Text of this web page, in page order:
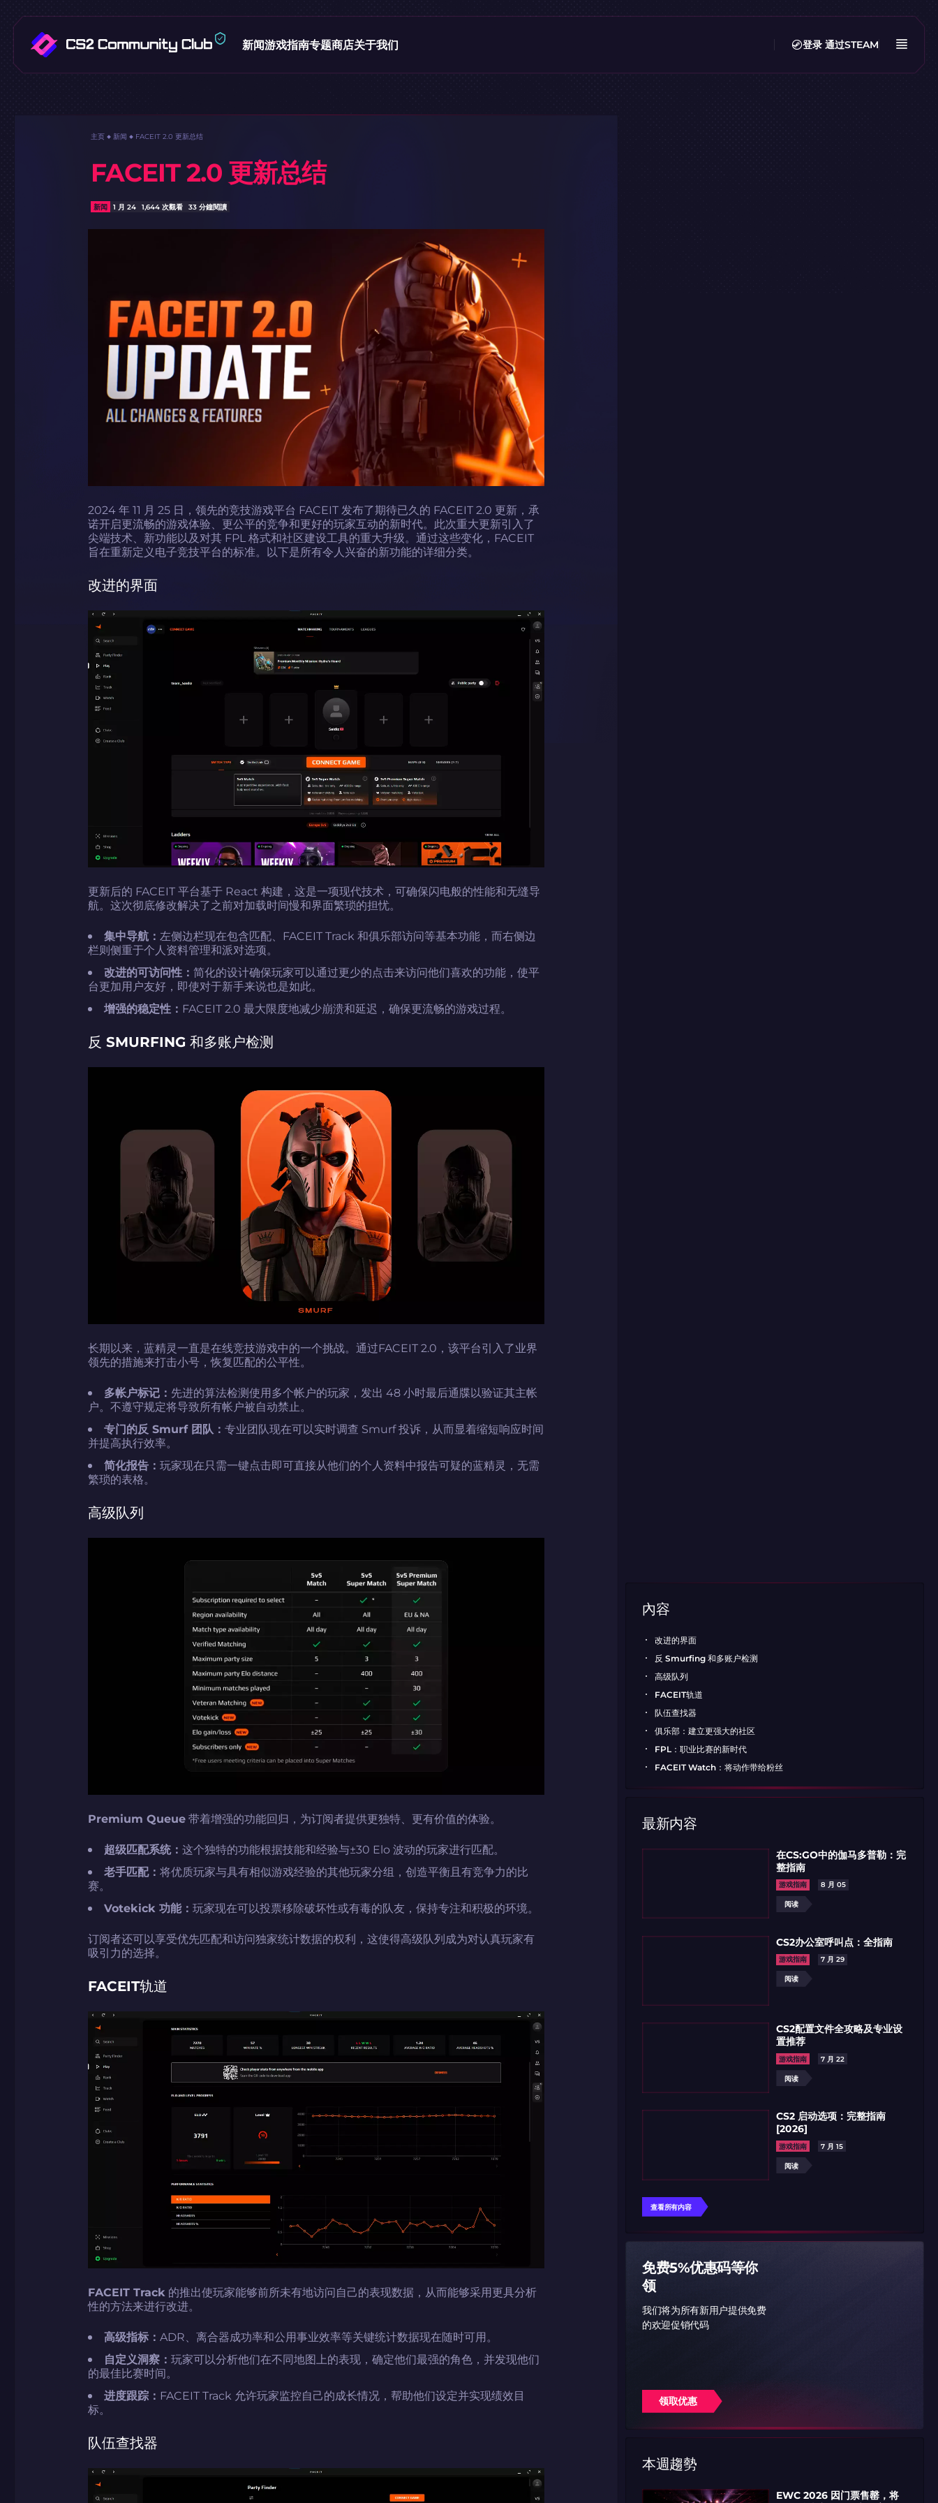
新闻游戏指南专题商店关于我们 登录 通过STEAM
带上你的促销代码
2024LONG
如何使用促销代码 复制到剪贴板
带上你的促销代码
带上你的促销代码
由KARRIGAN倾情推荐
团队 THE MONGOLZ
CS2CODES.CN社区与电子竞技
主页 新闻 FACEIT 2.0 更新总结
FACEIT 2.0 更新总结
新闻 1 月 24 1,644 次觀看 33 分鐘閱讀
2024 年 11 月 25 日，领先的竞技游戏平台 FACEIT 发布了期待已久的 FACEIT 2.0 更新，承
诺开启更流畅的游戏体验、更公平的竞争和更好的玩家互动的新时代。此次重大更新引入了
尖端技术、新功能以及对其 FPL 格式和社区建设工具的重大升级。通过这些变化，FACEIT
旨在重新定义电子竞技平台的标准。以下是所有令人兴奋的新功能的详细分类。
改进的界面
更新后的 FACEIT 平台基于 React 构建，这是一项现代技术，可确保闪电般的性能和无缝导
航。这次彻底修改解决了之前对加载时间慢和界面繁琐的担忧。
集中导航： 左侧边栏现在包含匹配、FACEIT Track 和俱乐部访问等基本功能，而右侧边
栏则侧重于个人资料管理和派对选项。
改进的可访问性： 简化的设计确保玩家可以通过更少的点击来访问他们喜欢的功能，使平
台更加用户友好，即使对于新手来说也是如此。
增强的稳定性： FACEIT 2.0 最大限度地减少崩溃和延迟，确保更流畅的游戏过程。
反 SMURFING 和多账户检测
长期以来，蓝精灵一直是在线竞技游戏中的一个挑战。通过FACEIT 2.0，该平台引入了业界
领先的措施来打击小号，恢复匹配的公平性。
多帐户标记： 先进的算法检测使用多个帐户的玩家，发出 48 小时最后通牒以验证其主帐
户。不遵守规定将导致所有帐户被自动禁止。
专门的反 Smurf 团队： 专业团队现在可以实时调查 Smurf 投诉，从而显着缩短响应时间
并提高执行效率。
简化报告： 玩家现在只需一键点击即可直接从他们的个人资料中报告可疑的蓝精灵，无需
繁琐的表格。
高级队列
Premium Queue带着增强的功能回归，为订阅者提供更独特、更有价值的体验。
超级匹配系统： 这个独特的功能根据技能和经验与±30 Elo 波动的玩家进行匹配。
老手匹配： 将优质玩家与具有相似游戏经验的其他玩家分组，创造平衡且有竞争力的比
赛。
Votekick 功能： 玩家现在可以投票移除破坏性或有毒的队友，保持专注和积极的环境。
订阅者还可以享受优先匹配和访问独家统计数据的权利，这使得高级队列成为对认真玩家有
吸引力的选择。
FACEIT轨道
FACEIT Track的推出使玩家能够前所未有地访问自己的表现数据，从而能够采用更具分析
性的方法来进行改进。
高级指标： ADR、离合器成功率和公用事业效率等关键统计数据现在随时可用。
自定义洞察： 玩家可以分析他们在不同地图上的表现，确定他们最强的角色，并发现他们
的最佳比赛时间。
进度跟踪： FACEIT Track 允许玩家监控自己的成长情况，帮助他们设定并实现绩效目
标。
队伍查找器